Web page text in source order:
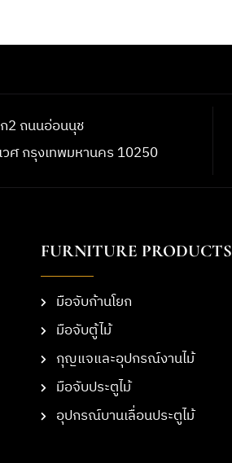
2 ถนนอ่อนนุช
วศ กรุงเทพมหานคร 10250
FURNITURE PRODUCTS
มือจับก้านโยก
มือจับตู้ไม้
กุญแจและอุปกรณ์งานไม้
มือจับประตูไม้
อุปกรณ์บานเลื่อนประตูไม้